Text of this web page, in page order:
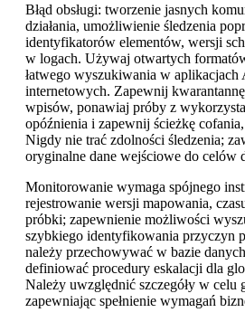
Błąd obsługi: tworzenie jasnych
działania, umożliwienie śledzenia
identyfikatorów elementów, wersji
w logach. Używaj otwartych
łatwego wyszukiwania w aplikacjach
internetowych. Zapewnij
wpisów, ponawiaj próby z
opóźnienia i zapewnij ścieżkę
Nigdy nie trać zdolności śledzenia;
oryginalne dane wejściowe do celów
Monitorowanie wymaga spójnego
rejestrowanie wersji mapowania,
próbki; zapewnienie możliwości
szybkiego identyfikowania przyczyn
należy przechowywać w bazie
definiować procedury eskalacji dla
Należy uwzględnić szczegóły w celu
zapewniając spełnienie wymagań